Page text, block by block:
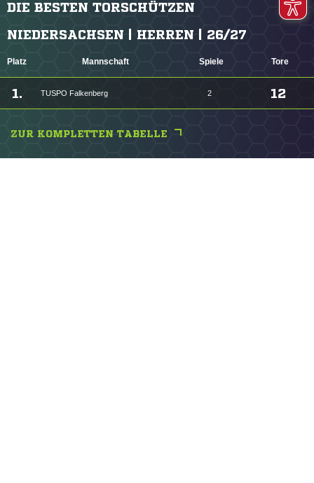
DIE BESTEN TORSCHÜTZEN
NIEDERSACHSEN | HERREN | 26/27
Platz Mannschaft Spiele Tore
1. TUSPO Falkenberg 2 12
ZUR KOMPLETTEN TABELLE